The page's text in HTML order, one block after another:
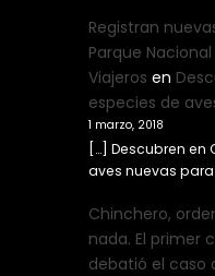
Registran
Parque
Viajeros en
especies de
1 marzo, 2018
[…] Descubren
aves nuevas
Chinchero,
nada. El primer
debatió el caso